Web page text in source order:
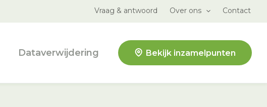
Vraag & antwoord Over ons Contact
Dataverwijdering Bekijk inzamelpunten